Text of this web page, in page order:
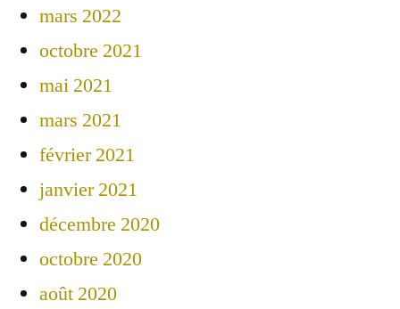
mars 2022
octobre 2021
mai 2021
mars 2021
février 2021
janvier 2021
décembre 2020
octobre 2020
août 2020